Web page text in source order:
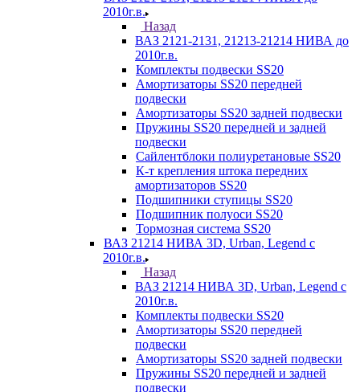
2010г.в.
Назад
ВАЗ 2121-2131, 21213-21214 НИВА до
2010г.в.
Комплекты подвески SS20
Амортизаторы SS20 передней
подвески
Амортизаторы SS20 задней подвески
Пружины SS20 передней и задней
подвески
Сайлентблоки полиуретановые SS20
К-т крепления штока передних
амортизаторов SS20
Подшипники ступицы SS20
Подшипник полуоси SS20
Тормозная система SS20
ВАЗ 21214 НИВА 3D, Urban, Legend c
2010г.в.
Назад
ВАЗ 21214 НИВА 3D, Urban, Legend c
2010г.в.
Комплекты подвески SS20
Амортизаторы SS20 передней
подвески
Амортизаторы SS20 задней подвески
Пружины SS20 передней и задней
подвески